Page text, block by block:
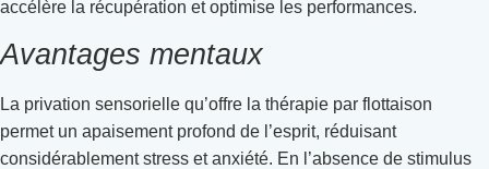
accélère la récupération et optimise les performances.
Avantages mentaux
La privation sensorielle qu’offre la thérapie par flottaison
permet un apaisement profond de l’esprit, réduisant
considérablement stress et anxiété. En l’absence de stimulus